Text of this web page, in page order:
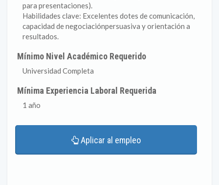
para presentaciones).
Habilidades clave: Excelentes dotes de comunicación,
capacidad de negociaciónpersuasiva y orientación a
resultados.
Mínimo Nivel Académico Requerido
Universidad Completa
Mínima Experiencia Laboral Requerida
1 año
Aplicar al empleo